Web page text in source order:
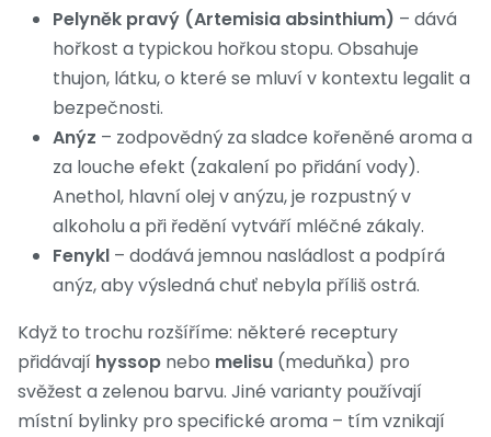
Pelyněk pravý (Artemisia absinthium) – dává
hořkost a typickou hořkou stopu. Obsahuje
thujon, látku, o které se mluví v kontextu legalit a
bezpečnosti.
Anýz – zodpovědný za sladce kořeněné aroma a
za louche efekt (zakalení po přidání vody).
Anethol, hlavní olej v anýzu, je rozpustný v
alkoholu a při ředění vytváří mléčné zákaly.
Fenykl – dodává jemnou nasládlost a podpírá
anýz, aby výsledná chuť nebyla příliš ostrá.
Když to trochu rozšíříme: některé receptury
přidávají hyssop nebo melisu (meduňka) pro
svěžest a zelenou barvu. Jiné varianty používají
místní bylinky pro specifické aroma – tím vznikají